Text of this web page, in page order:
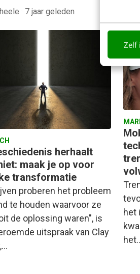
Zelf
· 7 jaar geleden
herhaalt
maak je op voor
transformatie
proberen het probleem
te houden waarvoor ze
de oplossing waren", is
uitspraak van Clay
het